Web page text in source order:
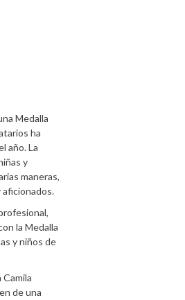
Medalla
ha
año. La
y
maneras,
la Medalla
y niños de
de una